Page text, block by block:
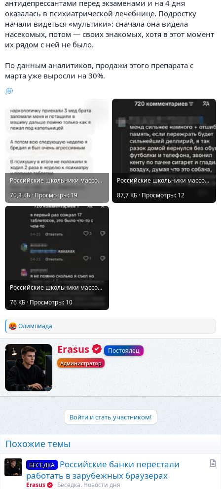
антидепрессантами перед экзаменами и на 4 дня
оказалась в психиатрической лечебнице. Подростку
начали видеться «мультики»: сначала она видела
насекомых, потом — своих знакомых, хотя в этот момент
их рядом с ней не было.
По данным аналитиков, продажи этого препарата с
марта уже выросли на 30%.
💭
Российские школьники массово подсели на препараты от болезни Паркинсона....webp
70,3 КБ · Просмотры: 19
Российские школьники массово подсели на препараты от болезни Паркинсона..webp
87,7 КБ · Просмотры: 12
Российские школьники массово подсели на препараты от болезни Паркинсона.webp
76 КБ · Просмотры: 10
Р
е
а
ц
и
и
Олимпиада
А
в
т
Erasus Постоялец
Администратор
Войти и стать участником!
Похожие темы
БЕСЕДКА
Российские банки перестали
работать в зарубежных браузерах
Erasus
Беседка. Новости дня